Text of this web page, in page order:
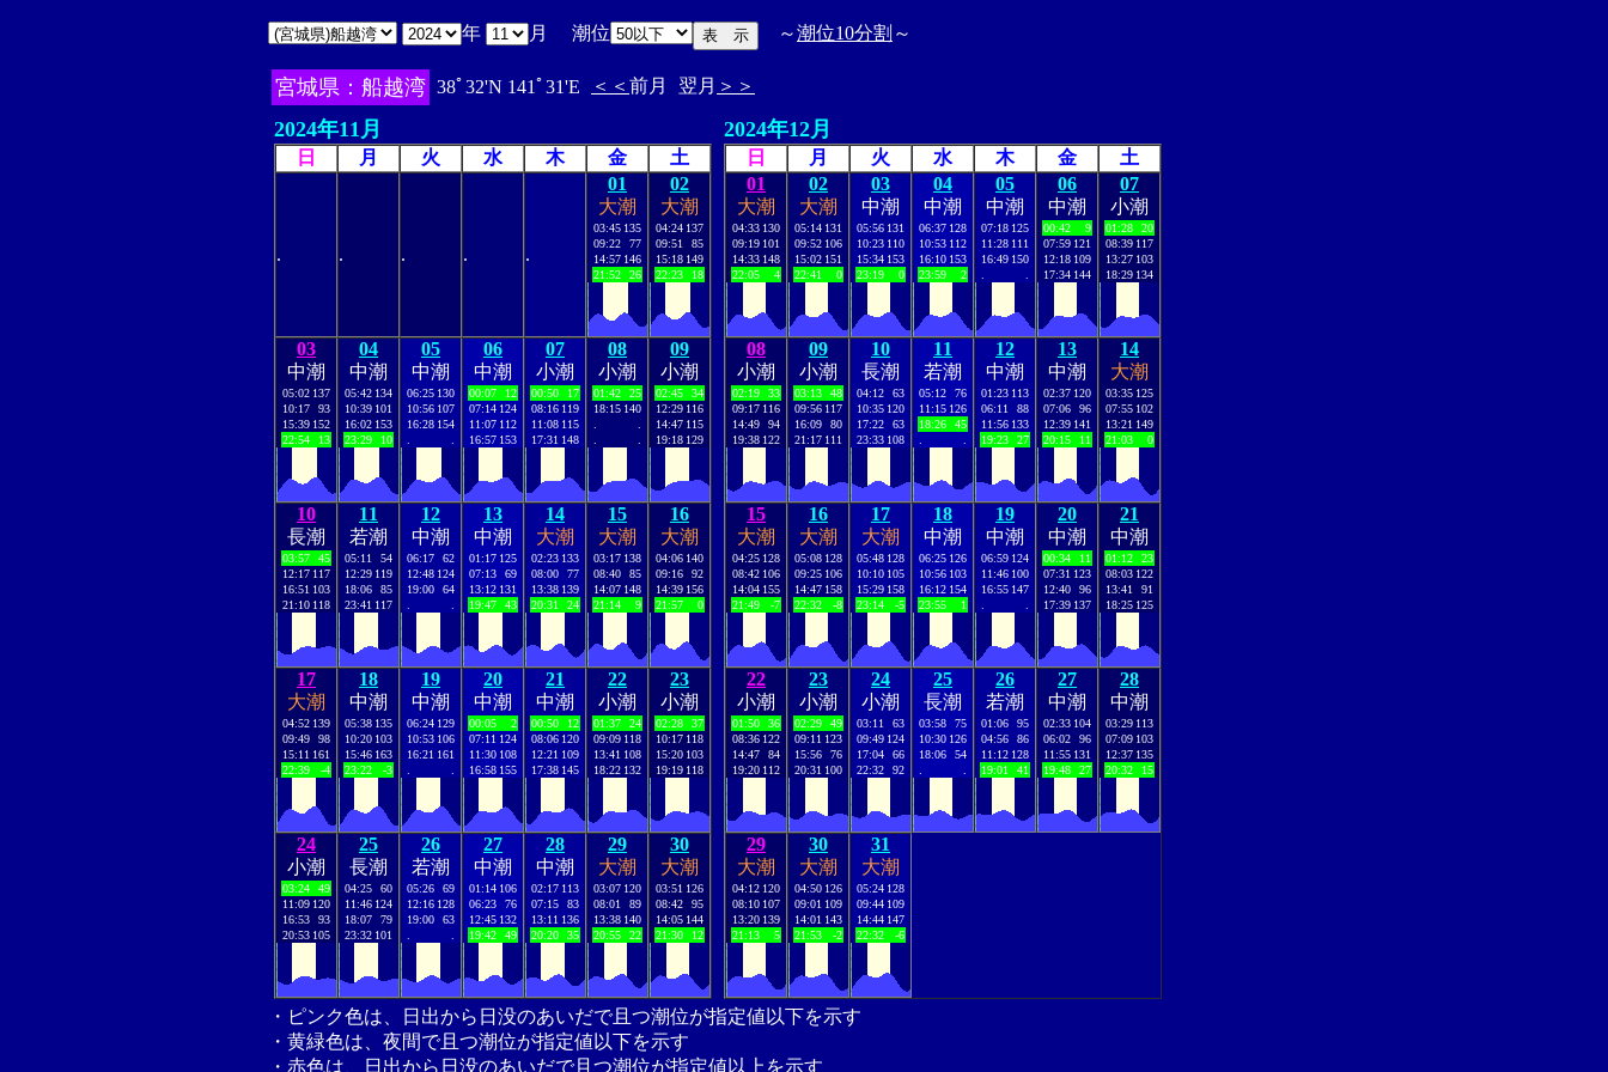
年 月 潮位 ～潮位10分割 ～
宮城県：船越湾 38ﾟ32'N 141ﾟ31'E ＜＜ 前月 翌月 ＞＞
2024年11月
日 月 火 水 木 金 土
. . . . .
01
大潮
03:45 135
09:22
77
14:57 146
21:52
26
02
大潮
04:24 137
09:51
85
15:18 149
22:23
18
03
中潮
05:02 137
10:17
93
15:39 152
22:54
13
04
中潮
05:42 134
10:39 101
16:02 153
23:29
10
05
中潮
06:25 130
10:56 107
16:28 154
06
中潮
00:07
12
07:14 124
11:07 112
16:57 153
07
小潮
00:50
17
08:16 119
11:08 115
17:31 148
08
小潮
01:42
25
18:15 140
09
小潮
02:45
34
12:29 116
14:47 115
19:18 129
10
長潮
03:57
45
12:17 117
16:51 103
21:10 118
11
若潮
05:11
54
12:29 119
18:06
85
23:41 117
12
中潮
06:17
62
12:48 124
19:00
64
13
中潮
01:17 125
07:13
69
13:12 131
19:47
43
14
大潮
02:23 133
08:00
77
13:38 139
20:31
24
15
大潮
03:17 138
08:40
85
14:07 148
21:14
9
16
大潮
04:06 140
09:16
92
14:39 156
21:57
0
17
大潮
04:52 139
09:49
98
15:11 161
22:39
-4
18
中潮
05:38 135
10:20 103
15:46 163
23:22
-3
19
中潮
06:24 129
10:53 106
16:21 161
20
中潮
00:05
2
07:11 124
11:30 108
16:58 155
21
中潮
00:50
12
08:06 120
12:21 109
17:38 145
22
小潮
01:37
24
09:09 118
13:41 108
18:22 132
23
小潮
02:28
37
10:17 118
15:20 103
19:19 118
24
小潮
03:24
49
11:09 120
16:53
93
20:53 105
25
長潮
04:25
60
11:46 124
18:07
79
23:32 101
26
若潮
05:26
69
12:16 128
19:00
63
27
中潮
01:14 106
06:23
76
12:45 132
19:42
49
28
中潮
02:17 113
07:15
83
13:11 136
20:20
35
29
大潮
03:07 120
08:01
89
13:38 140
20:55
22
30
大潮
03:51 126
08:42
95
14:05 144
21:30
12
2024年12月
日 月 火 水 木 金
土
01
大潮
04:33 130
09:19 101
14:33 148
22:05
4
02
大潮
05:14 131
09:52 106
15:02 151
22:41
0
03
中潮
05:56 131
10:23 110
15:34 153
23:19
0
04
中潮
06:37 128
10:53 112
16:10 153
23:59
2
05
中潮
07:18 125
11:28 111
16:49 150
06
中潮
00:42
9
07:59 121
12:18 109
17:34 144
07
小潮
01:28
20
08:39 117
13:27 103
18:29 134
08
小潮
02:19
33
09:17 116
14:49
94
19:38 122
09
小潮
03:13
48
09:56 117
16:09
80
21:17 111
10
長潮
04:12
63
10:35 120
17:22
63
23:33 108
11
若潮
05:12
76
11:15 126
18:26
45
12
中潮
01:23 113
06:11
88
11:56 133
19:23
27
13
中潮
02:37 120
07:06
96
12:39 141
20:15
11
14
大潮
03:35 125
07:55 102
13:21 149
21:03
0
15
大潮
04:25 128
08:42 106
14:04 155
21:49
-7
16
大潮
05:08 128
09:25 106
14:47 158
22:32
-8
17
大潮
05:48 128
10:10 105
15:29 158
23:14
-5
18
中潮
06:25 126
10:56 103
16:12 154
23:55
1
19
中潮
06:59 124
11:46 100
16:55 147
20
中潮
00:34
11
07:31 123
12:40
96
17:39 137
21
中潮
01:12
23
08:03 122
13:41
91
18:25 125
22
小潮
01:50
36
08:36 122
14:47
84
19:20 112
23
小潮
02:29
49
09:11 123
15:56
76
20:31 100
24
小潮
03:11
63
09:49 124
17:04
66
22:32
92
25
長潮
03:58
75
10:30 126
18:06
54
26
若潮
01:06
95
04:56
86
11:12 128
19:01
41
27
中潮
02:33 104
06:02
96
11:55 131
19:48
27
28
中潮
03:29 113
07:09 103
12:37 135
20:32
15
29
大潮
04:12 120
08:10 107
13:20 139
21:13
5
30
大潮
04:50 126
09:01 109
14:01 143
21:53
-2
31
大潮
05:24 128
09:44 109
14:44 147
22:32
-6
・ピンク色は、日出から日没のあいだで且つ潮位が指定値以下を示す
・黄緑色は、夜間で且つ潮位が指定値以下を示す
・赤色は、日出から日没のあいだで且つ潮位が指定値以上を示す